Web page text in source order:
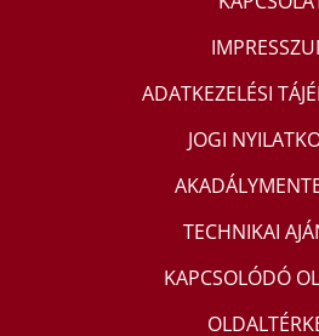
ADATKEZELÉSI
JOGI
TECHNIKAI
KAPCSOLÓDÓ